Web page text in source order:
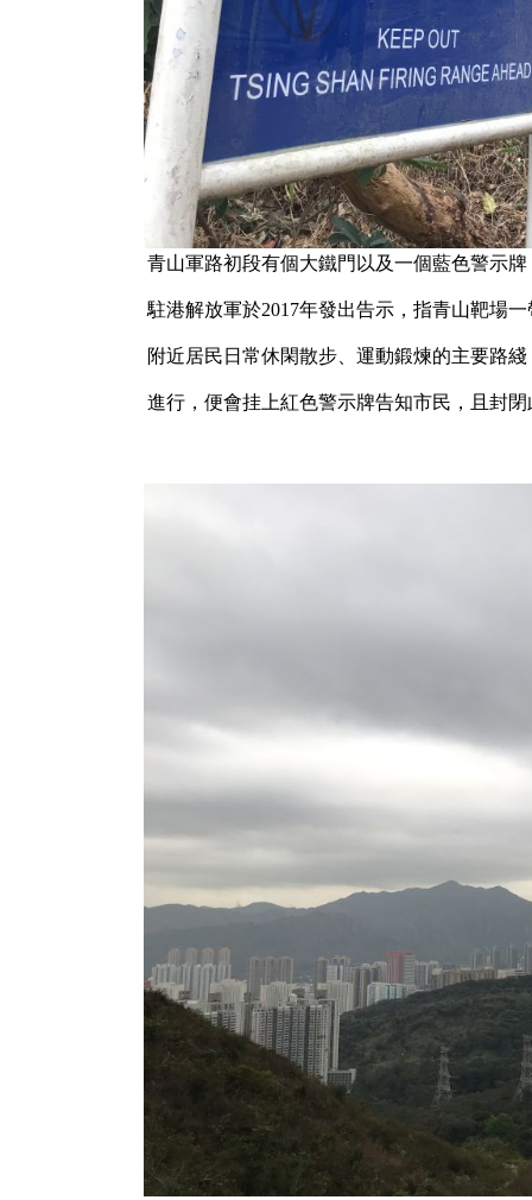
青山軍路初段有個大鐵門以及一個藍色警示
駐港解放軍於2017年發出告示，指青山靶場
附近居民日常休閑散步、運動鍛煉的主要路
進行，便會挂上紅色警示牌告知市民，且封閉